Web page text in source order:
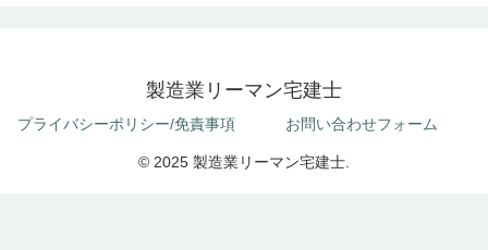
製造業リーマン宅建士
プライバシーポリシー/免責事項 お問い合わせフォーム
© 2025 製造業リーマン宅建士.